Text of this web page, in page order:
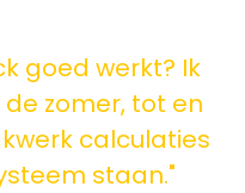
goed werkt? Ik
zomer, tot en
calculaties
staan."